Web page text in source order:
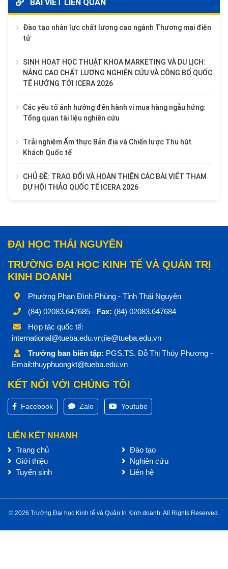
BÀI VIẾT LIÊN QUAN
Đào tạo nhân lực chất lượng cao ngành Thương mại điện
tử
SINH HOẠT HỌC THUẬT KHOA MARKETING VÀ DU LỊCH:
NÂNG CAO CHẤT LƯỢNG NGHIÊN CỨU VÀ CÔNG BỐ QUỐC
TẾ HƯỚNG TỚI ICERA 2026
Các yếu tố ảnh hưởng đến hành vi mua hàng ngẫu hứng:
Tổng quan tài liệu nghiên cứu
Trải nghiệm Ẩm thực Bản địa và Chiến lược Thu hút
Khách Quốc tế
CHỦ ĐỀ: TRAO ĐỔI VÀ HOÀN THIỆN CÁC BÀI VIẾT THAM
DỰ HỘI THẢO QUỐC TẾ ICERA 2026
ĐẠI HỌC THÁI NGUYÊN
TRƯỜNG ĐẠI HỌC KINH TẾ VÀ QUẢN TRỊ
KINH DOANH
Phường Phan Đình Phùng - Tỉnh Thái Nguyên
(84) 02083.647685 - Fax: (84) 02083.647684
Hợp tác quốc tế:
international@tueba.edu.vn;iie@tueba.edu.vn
Trưởng ban biên tập: PGS.TS. Đỗ Thị Thúy Phương -
Email:thuyphuongkt@tueba.edu.vn
KẾT NỐI VỚI CHÚNG TÔI
Facebook Zalo Youtube
LIÊN KẾT NHANH
Trang chủ
Giới thiệu
Tuyển sinh
Đào tạo
Nghiên cứu
Liên hệ
© 2026 Trường Đại học Kinh tế và Quản trị Kinh doanh. All Rights Reserved.